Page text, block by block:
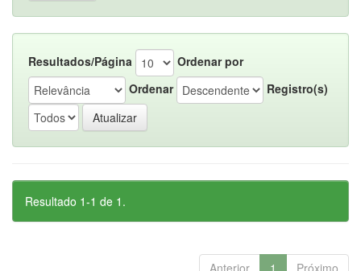
Resultados/Página
Ordenar por
Ordenar
Registro(s)
Resultado 1-1 de 1.
Anterior 1 Próximo